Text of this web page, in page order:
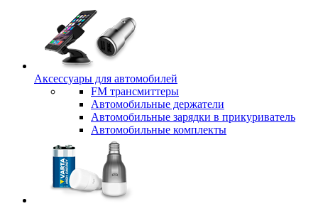
Аксессуары для автомобилей
FM трансмиттеры
Автомобильные держатели
Автомобильные зарядки в прикуриватель
Автомобильные комплекты